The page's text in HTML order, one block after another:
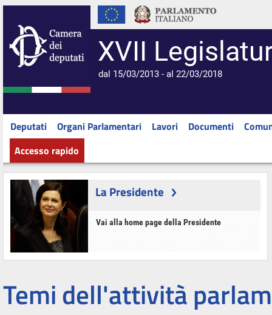
XVII
dal 15/03/2013 - al 22/03/2018
Deputati Organi Parlamentari Lavori Documenti
Accesso rapido
La Presidente
Vai alla home page della Presidente
Temi dell'attività